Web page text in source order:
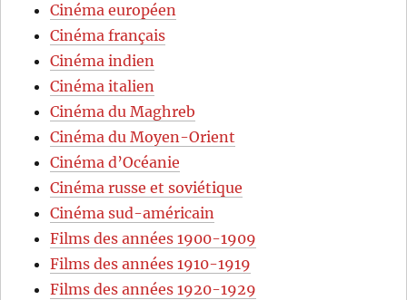
Cinéma européen
Cinéma français
Cinéma indien
Cinéma italien
Cinéma du Maghreb
Cinéma du Moyen-Orient
Cinéma d’Océanie
Cinéma russe et soviétique
Cinéma sud-américain
Films des années 1900-1909
Films des années 1910-1919
Films des années 1920-1929